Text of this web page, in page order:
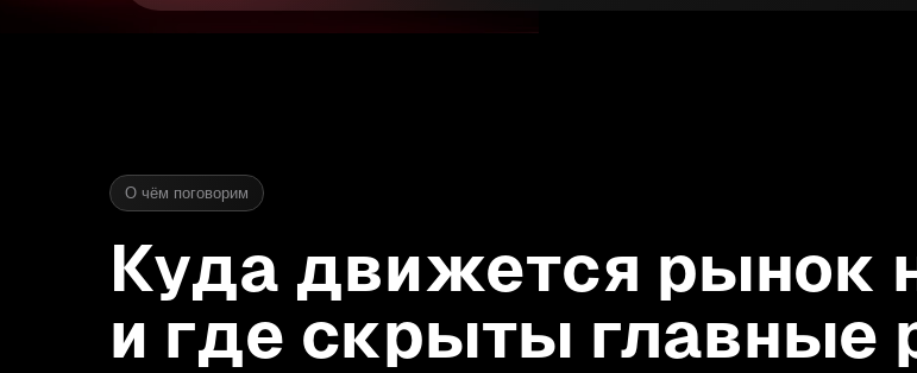
Куда движется рынок
и где скрыты главные
О чём поговорим